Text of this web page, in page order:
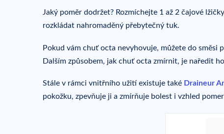
Jaký poměr dodržet? Rozmíchejte 1 až 2 čajové
rozkládat nahromaděný přebytečný tuk.
Pokud vám chuť octa nevyhovuje, můžete do
Dalším způsobem, jak chuť octa zmírnit, je naředit
Stále v rámci vnitřního užití existuje také Draineur
pokožku, zpevňuje ji a zmírňuje bolest i vzhled